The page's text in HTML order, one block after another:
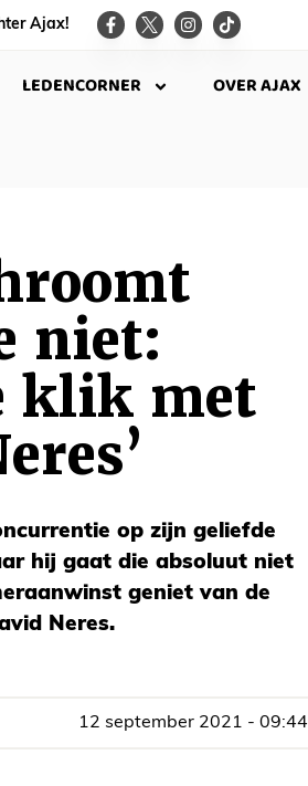
Ajax!
LEDENCORNER OVER AJAX
niet:
klik met
op zijn geliefde
hij gaat die absoluut niet
geniet van de
Neres.
12 september 2021 - 09:44